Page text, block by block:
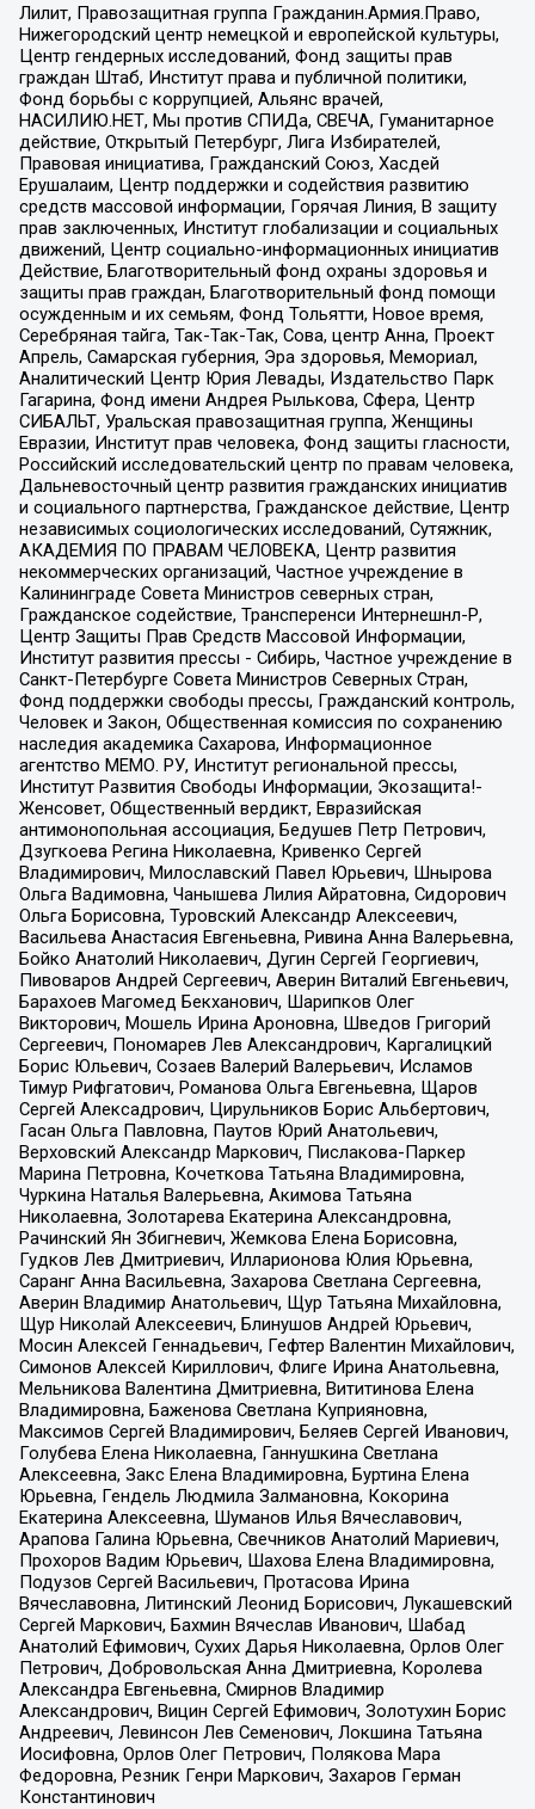
Лилит, Правозащитная группа Гражданин.Армия.Право,
Нижегородский центр немецкой и европейской культуры,
Центр гендерных исследований, Фонд защиты прав
граждан Штаб, Институт права и публичной политики,
Фонд борьбы с коррупцией, Альянс врачей,
НАСИЛИЮ.НЕТ, Мы против СПИДа, СВЕЧА, Гуманитарное
действие, Открытый Петербург, Лига Избирателей,
Правовая инициатива, Гражданский Союз, Хасдей
Ерушалаим, Центр поддержки и содействия развитию
средств массовой информации, Горячая Линия, В защиту
прав заключенных, Институт глобализации и социальных
движений, Центр социально-информационных инициатив
Действие, Благотворительный фонд охраны здоровья и
защиты прав граждан, Благотворительный фонд помощи
осужденным и их семьям, Фонд Тольятти, Новое время,
Серебряная тайга, Так-Так-Так, Сова, центр Анна, Проект
Апрель, Самарская губерния, Эра здоровья, Мемориал,
Аналитический Центр Юрия Левады, Издательство Парк
Гагарина, Фонд имени Андрея Рылькова, Сфера, Центр
СИБАЛЬТ, Уральская правозащитная группа, Женщины
Евразии, Институт прав человека, Фонд защиты гласности,
Российский исследовательский центр по правам человека,
Дальневосточный центр развития гражданских инициатив
и социального партнерства, Гражданское действие, Центр
независимых социологических исследований, Сутяжник,
АКАДЕМИЯ ПО ПРАВАМ ЧЕЛОВЕКА, Центр развития
некоммерческих организаций, Частное учреждение в
Калининграде Совета Министров северных стран,
Гражданское содействие, Трансперенси Интернешнл-Р,
Центр Защиты Прав Средств Массовой Информации,
Институт развития прессы - Сибирь, Частное учреждение в
Санкт-Петербурге Совета Министров Северных Стран,
Фонд поддержки свободы прессы, Гражданский контроль,
Человек и Закон, Общественная комиссия по сохранению
наследия академика Сахарова, Информационное
агентство МЕМО. РУ, Институт региональной прессы,
Институт Развития Свободы Информации, Экозащита!-
Женсовет, Общественный вердикт, Евразийская
антимонопольная ассоциация, Бедушев Петр Петрович,
Дзугкоева Регина Николаевна, Кривенко Сергей
Владимирович, Милославский Павел Юрьевич, Шнырова
Ольга Вадимовна, Чанышева Лилия Айратовна, Сидорович
Ольга Борисовна, Туровский Александр Алексеевич,
Васильева Анастасия Евгеньевна, Ривина Анна Валерьевна,
Бойко Анатолий Николаевич, Дугин Сергей Георгиевич,
Пивоваров Андрей Сергеевич, Аверин Виталий Евгеньевич,
Барахоев Магомед Бекханович, Шарипков Олег
Викторович, Мошель Ирина Ароновна, Шведов Григорий
Сергеевич, Пономарев Лев Александрович, Каргалицкий
Борис Юльевич, Созаев Валерий Валерьевич, Исламов
Тимур Рифгатович, Романова Ольга Евгеньевна, Щаров
Сергей Алексадрович, Цирульников Борис Альбертович,
Гасан Ольга Павловна, Паутов Юрий Анатольевич,
Верховский Александр Маркович, Пислакова-Паркер
Марина Петровна, Кочеткова Татьяна Владимировна,
Чуркина Наталья Валерьевна, Акимова Татьяна
Николаевна, Золотарева Екатерина Александровна,
Рачинский Ян Збигневич, Жемкова Елена Борисовна,
Гудков Лев Дмитриевич, Илларионова Юлия Юрьевна,
Саранг Анна Васильевна, Захарова Светлана Сергеевна,
Аверин Владимир Анатольевич, Щур Татьяна Михайловна,
Щур Николай Алексеевич, Блинушов Андрей Юрьевич,
Мосин Алексей Геннадьевич, Гефтер Валентин Михайлович,
Симонов Алексей Кириллович, Флиге Ирина Анатольевна,
Мельникова Валентина Дмитриевна, Вититинова Елена
Владимировна, Баженова Светлана Куприяновна,
Максимов Сергей Владимирович, Беляев Сергей Иванович,
Голубева Елена Николаевна, Ганнушкина Светлана
Алексеевна, Закс Елена Владимировна, Буртина Елена
Юрьевна, Гендель Людмила Залмановна, Кокорина
Екатерина Алексеевна, Шуманов Илья Вячеславович,
Арапова Галина Юрьевна, Свечников Анатолий Мариевич,
Прохоров Вадим Юрьевич, Шахова Елена Владимировна,
Подузов Сергей Васильевич, Протасова Ирина
Вячеславовна, Литинский Леонид Борисович, Лукашевский
Сергей Маркович, Бахмин Вячеслав Иванович, Шабад
Анатолий Ефимович, Сухих Дарья Николаевна, Орлов Олег
Петрович, Добровольская Анна Дмитриевна, Королева
Александра Евгеньевна, Смирнов Владимир
Александрович, Вицин Сергей Ефимович, Золотухин Борис
Андреевич, Левинсон Лев Семенович, Локшина Татьяна
Иосифовна, Орлов Олег Петрович, Полякова Мара
Федоровна, Резник Генри Маркович, Захаров Герман
Константинович